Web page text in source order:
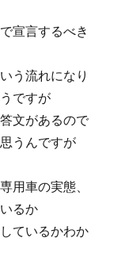
宣言するべき
う流れになり
ですが
文があるので
うんですが
用車の実態、
るか
ているかわか